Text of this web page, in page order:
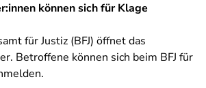
können sich für Klage
für Justiz (BFJ) öffnet das
Betroffene können sich beim BFJ für